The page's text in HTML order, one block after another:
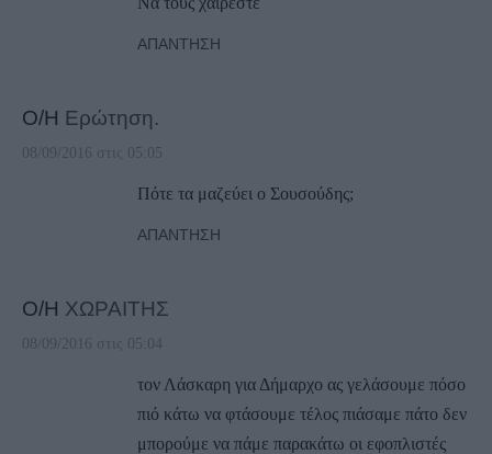
ΑΠΆΝΤΗΣΗ
Ο/Η Ερώτηση.
08/09/2016 στις 05:05
Πότε τα μαζεύει ο Σουσούδης;
ΑΠΆΝΤΗΣΗ
Ο/Η ΧΩΡΑΙΤΗΣ
08/09/2016 στις 05:04
τον Λάσκαρη για Δήμαρχο ας γελάσουμε πόσο
πιό κάτω να φτάσουμε τέλος πιάσαμε πάτο δεν
μπορούμε να πάμε παρακάτω οι εφοπλιστές